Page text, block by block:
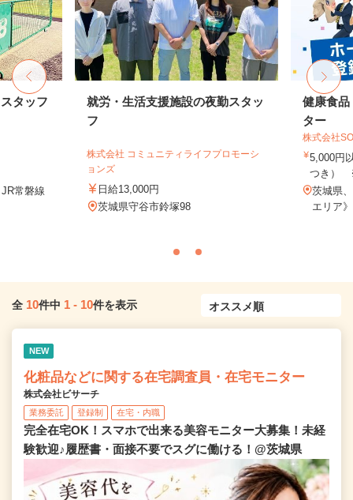
タッフ
常磐線
就労・生活支援施設の夜勤スタッ
フ
株式会社 コミュニティライフプロモーシ
ョンズ
日給13,000円
茨城県守谷市鈴塚98
健康食品
ター
株式会社
5,000円
つき）
茨城県
エリア》
全 10件中 1 - 10件を表示
NEW
化粧品などに関する在宅調査員・在宅モニター
株式会社ビサーチ
業務委託 登録制 在宅・内職
完全在宅OK！スマホで出来る美容モニター大募集！未経
験歓迎♪履歴書・面接不要でスグに働ける！@茨城県